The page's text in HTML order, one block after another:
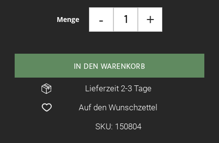
Menge - +
IN DEN WARENKORB
Lieferzeit 2-3 Tage
Auf den Wunschzettel
SKU: 150804